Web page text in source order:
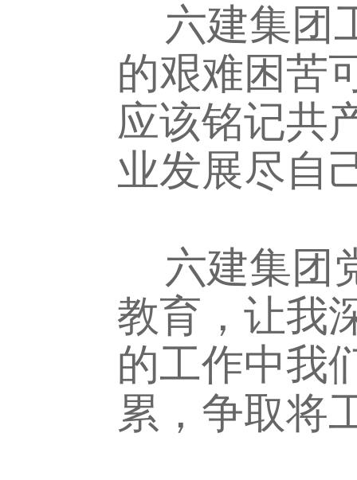
六建集团
的艰难困苦
应该铭记共
业发展尽自
六建集团
教育，让我
的工作中我
累，争取将